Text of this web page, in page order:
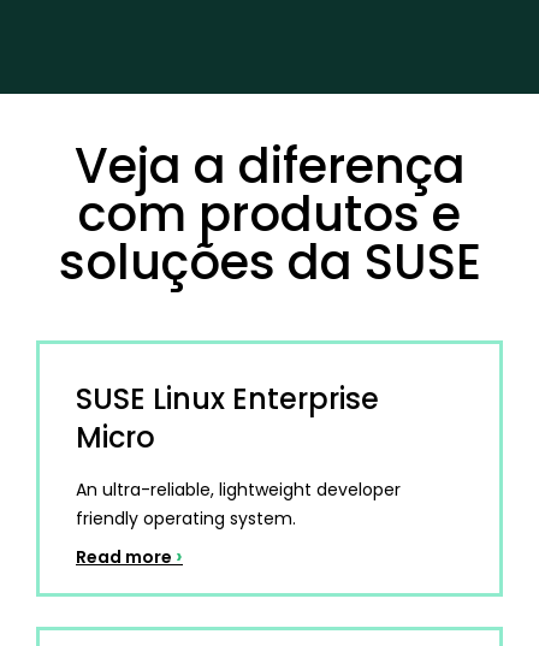
Veja a diferença
com produtos e
soluções da SUSE
SUSE Linux Enterprise
Micro
An ultra-reliable, lightweight developer
friendly operating system.
Read more ›